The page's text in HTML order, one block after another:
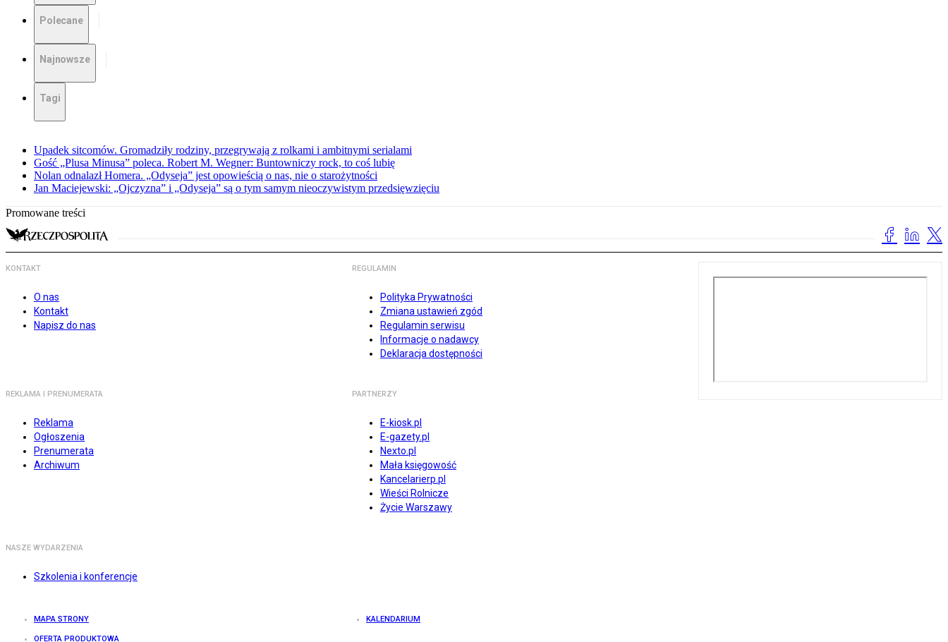
Polecane
Najnowsze
Tagi
Upadek sitcomów. Gromadziły rodziny, przegrywają z rolkami i ambitnymi serialami
Gość „Plusa Minusa” poleca. Robert M. Wegner: Buntowniczy rock, to coś lubię
Nolan odnalazł Homera. „Odyseja” jest opowieścią o nas, nie o starożytności
Jan Maciejewski: „Ojczyzna” i „Odyseja” są o tym samym nieoczywistym przedsięwzięciu
Promowane treści
KONTAKT
O nas
Kontakt
Napisz do nas
REGULAMIN
Polityka Prywatności
Zmiana ustawień zgód
Regulamin serwisu
Informacje o nadawcy
Deklaracja dostępności
REKLAMA I PRENUMERATA
Reklama
Ogłoszenia
Prenumerata
Archiwum
PARTNERZY
E-kiosk.pl
E-gazety.pl
Nexto.pl
Mała księgowość
Kancelarierp.pl
Wieści Rolnicze
Życie Warszawy
NASZE WYDARZENIA
Szkolenia i konferencje
MAPA STRONY KALENDARIUM
OFERTA PRODUKTOWA